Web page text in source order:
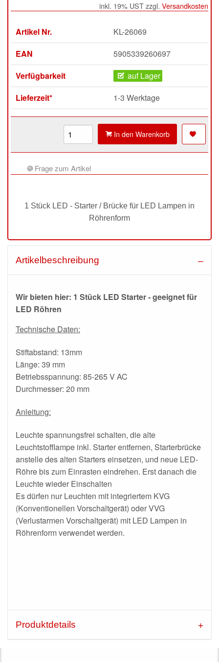
inkl. 19% UST zzgl. Versandkosten
Artikel Nr.
KL-26069
EAN
5905339260697
Verfügbarkeit
auf Lager
Lieferzeit*
1-3 Werktage
In den Warenkorb
Frage zum Artikel
1 Stück LED - Starter / Brücke für LED Lampen in
Röhrenform
Artikelbeschreibung
Wir bieten hier: 1 Stück LED Starter - geeignet für
LED Röhren
Technische Daten:
Stiftabstand: 13mm
Länge: 39 mm
Betriebsspannung: 85-265 VAC
Durchmesser: 20 mm
Anleitung:
Leuchte spannungsfrei schalten, die alte
Leuchtstofflampe inkl. Starter entfernen, Starterbrücke
anstelle des alten Starters einsetzen, und neue LED-
Röhre bis zum Einrasten eindrehen. Erst danach die
Leuchte wieder Einschalten
Es dürfen nur Leuchten mit integriertem KVG
(Konventionellen Vorschaltgerät) oder VVG
(Verlustarmen Vorschaltgerät) mit LED Lampen in
Röhrenform verwendet werden.
Produktdetails